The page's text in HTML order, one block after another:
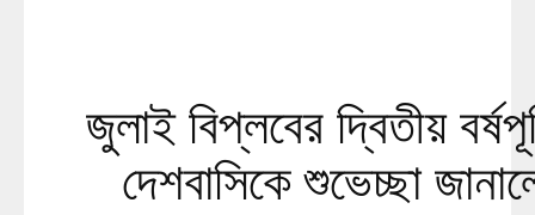
জুলাই বিপ্লবের দ্বিতীয়
দেশবাসিকে শুভেচ্ছা